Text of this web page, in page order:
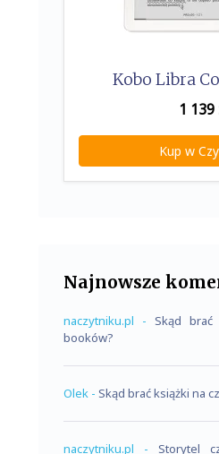
Kobo Libra
1 139
Kup w
Najnowsze
naczytniku.pl - Skąd
booków?
Olek - Skąd brać książki na
naczytniku.pl - Storytel